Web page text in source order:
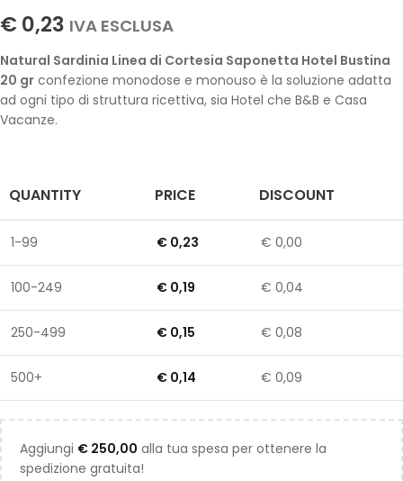
€ 0,23 IVA ESCLUSA
Natural Sardinia Linea di Cortesia Saponetta Hotel Bustina
20 gr confezione monodose e monouso è la soluzione adatta
ad ogni tipo di struttura ricettiva, sia Hotel che B&B e Casa
Vacanze.
QUANTITY PRICE DISCOUNT
1-99 € 0,23 € 0,00
100-249 € 0,19 € 0,04
250-499 € 0,15 € 0,08
500+ € 0,14 € 0,09
Aggiungi € 250,00 alla tua spesa per ottenere la
spedizione gratuita!